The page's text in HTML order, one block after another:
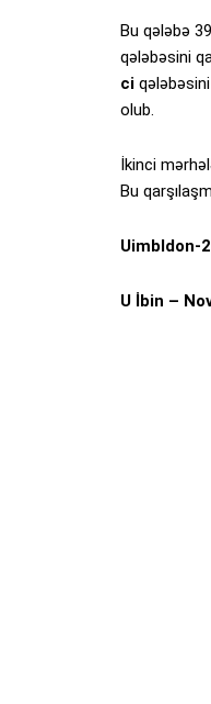
Bu qələbə
qələbəsini
ci
olub.
İkinci
Bu
Uimbldon-
U İbin –